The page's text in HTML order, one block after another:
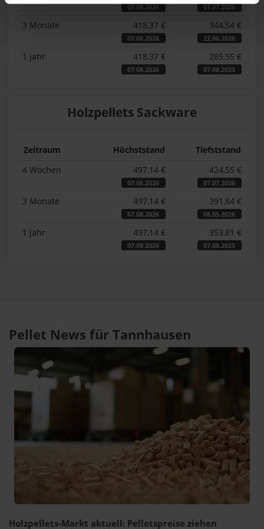
07.08.2026 07.07.2026
3 Monate 418,37 €
07.08.2026
344,54 €
22.06.2026
1 Jahr 418,37 €
07.08.2026
285,55 €
07.08.2025
Holzpellets Sackware
Zeitraum Höchststand
Tiefststand
4 Wochen
497,14 €
07.08.2026
424,55 €
07.07.2026
3 Monate 497,14 €
07.08.2026
391,84 €
08.05.2026
1 Jahr 497,14 €
07.08.2026
353,81 €
07.08.2025
Pellet News für Tannhausen
Holzpellets-Markt aktuell: Pelletspreise ziehen